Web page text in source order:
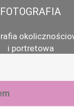
FOTOGRAFIA
i portretowa